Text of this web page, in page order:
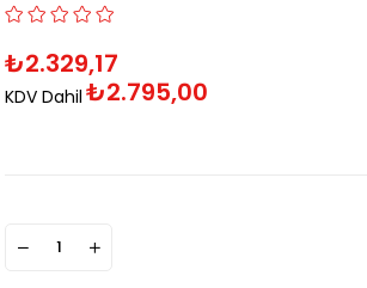
₺2.329,17
KDV Dahil ₺2.795,00